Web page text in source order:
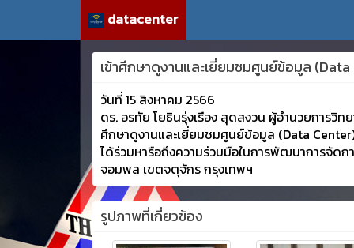
datacenter
เข้าศึกษาดูงานและเยี่ยมชมศูนย์ข้อมูล
วันที่ 15 สิงหาคม 2566
ดร. อรทัย โยธินรุ่งเรือง สุดสงวน ผู้อำนวยการ
ศึกษาดูงานและเยี่ยมชมศูนย์ข้อมูล (Data
ได้ร่วมหารือถึงความร่วมมือในการพัฒนาการจัด
จอมพล เขตจตุจักร กรุงเทพฯ
รูปภาพที่เกี่ยวข้อง